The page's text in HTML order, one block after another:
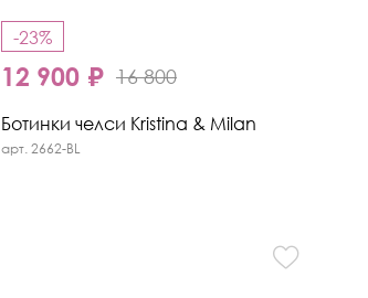
-23%
12 900 ₽ 16 800
Ботинки челси Kristina & Milan
арт. 2662-BL